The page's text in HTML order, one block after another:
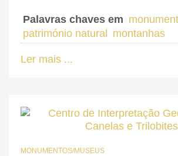
Palavras chaves em
património natural
montanhas
Ler mais ...
MONUMENTOS/MUSEUS